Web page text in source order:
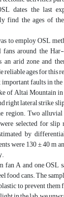
dates the last
find the ages of
to employ OSL
around the
arid zone and
reliable ages for this
faults in
of Altai Mountain
right lateral strike
region. Two
selected for slip
by
were 130 ± 40 m
fan A and one OSL
food cans. The
to prevent them